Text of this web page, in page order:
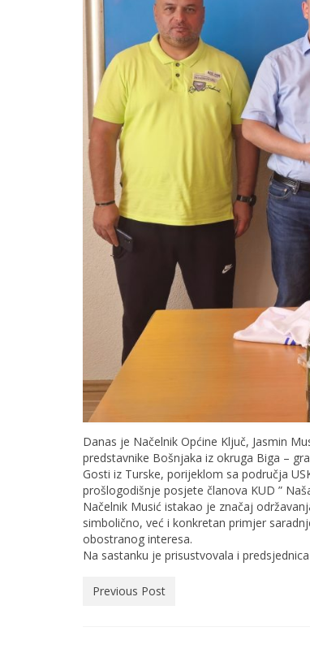
Danas je Načelnik Općine Ključ, Jasmin
predstavnike Bošnjaka iz okruga Biga –
Gosti iz Turske, porijeklom sa područja
prošlogodišnje posjete članova KUD ”
Načelnik Musić istakao je značaj
simbolično, već i konkretan primjer
obostranog interesa.
Na sastanku je prisustvovala i
Previous Post